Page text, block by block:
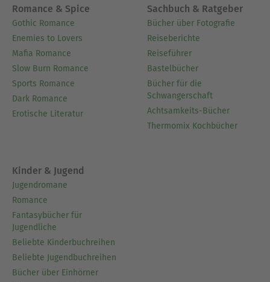
Romance & Spice
Gothic Romance
Enemies to Lovers
Mafia Romance
Slow Burn Romance
Sports Romance
Dark Romance
Erotische Literatur
Sachbuch & Ratgeber
Bücher über Fotografie
Reiseberichte
Reiseführer
Bastelbücher
Bücher für die
Schwangerschaft
Achtsamkeits-Bücher
Thermomix Kochbücher
Kinder & Jugend
Jugendromane
Romance
Fantasybücher für
Jugendliche
Beliebte Kinderbuchreihen
Beliebte Jugendbuchreihen
Bücher über Einhörner